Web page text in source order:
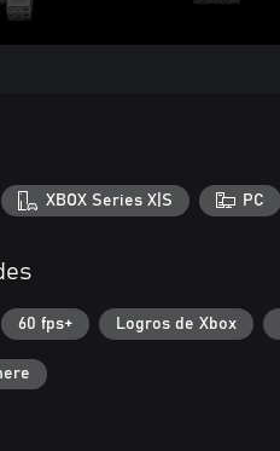
XBOX Series X|S PC
60 fps+ Logros de Xbox